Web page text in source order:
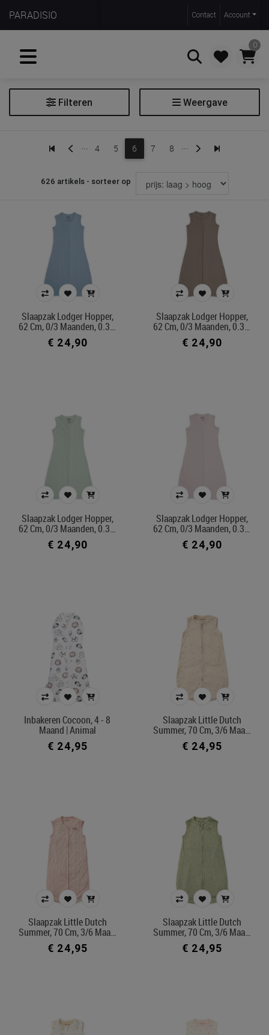
PARADISIO Contact Account
0
Zoeken
Filteren Weergave
In voorraad
Ecocheque artikelen
... 4 5 6 7 8 ...
626 artikels - sorteer op
Slaapzak Lodger Hopper,
62 Cm, 0/3 Maanden, 0.3…
€ 24,90
Slaapzak Lodger Hopper,
62 Cm, 0/3 Maanden, 0.3…
€ 24,90
Slaapzak Lodger Hopper,
62 Cm, 0/3 Maanden, 0.3…
€ 24,90
Slaapzak Lodger Hopper,
62 Cm, 0/3 Maanden, 0.3…
€ 24,90
Inbakeren Cocoon, 4 - 8
Maand | Animal
€ 24,95
Slaapzak Little Dutch
Summer, 70 Cm, 3/6 Maa…
€ 24,95
Slaapzak Little Dutch
Summer, 70 Cm, 3/6 Maa…
€ 24,95
Slaapzak Little Dutch
Summer, 70 Cm, 3/6 Maa…
€ 24,95